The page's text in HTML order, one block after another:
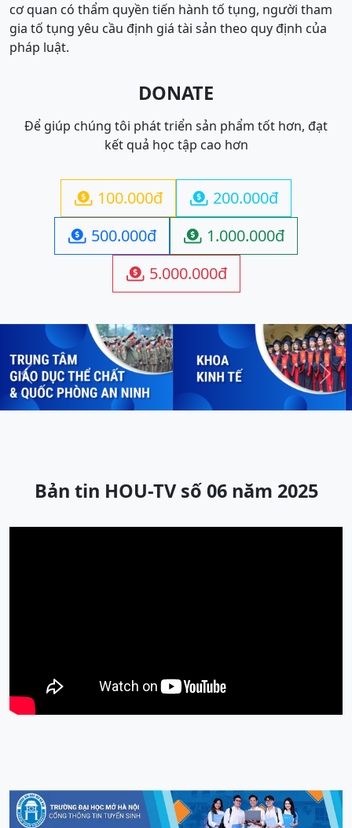
cơ quan có thẩm quyền tiến hành tố tụng, người tham
gia tố tụng yêu cầu định giá tài sản theo quy định của
pháp luật.
DONATE
Để giúp chúng tôi phát triển sản phẩm tốt hơn, đạt
kết quả học tập cao hơn
 100.000đ  200.000đ
 500.000đ  1.000.000đ
 5.000.000đ
Previous Next
Bản tin HOU-TV số 06 năm 2025